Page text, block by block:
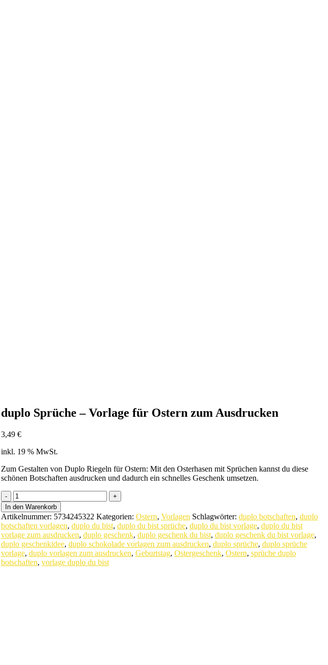
duplo Sprüche – Vorlage für Ostern zum Ausdrucken
3,49 €
inkl. 19 % MwSt.
Zum Gestalten von Duplo Riegeln für Ostern: Mit den Osterhasen mit Sprüchen kannst du diese
schönen Botschaften ausdrucken und dadurch ein schnelles Geschenk umsetzen.
duplo
Sprüche
-
Vorlage
für
Ostern
zum
Ausdrucken
quantity
In den Warenkorb
Artikelnummer: 5734245322 Kategorien: Ostern, Vorlagen Schlagwörter: duplo botschaften, duplo
botschaften vorlagen, duplo du bist, duplo du bist sprüche, duplo du bist vorlage, duplo du bist
vorlage zum ausdrucken, duplo geschenk, duplo geschenk du bist, duplo geschenk du bist vorlage,
duplo geschenkidee, duplo schokolade vorlagen zum ausdrucken, duplo sprüche, duplo sprüche
vorlage, duplo vorlagen zum ausdrucken, Geburtstag, Ostergeschenk, Ostern, sprüche duplo
botschaften, vorlage duplo du bist